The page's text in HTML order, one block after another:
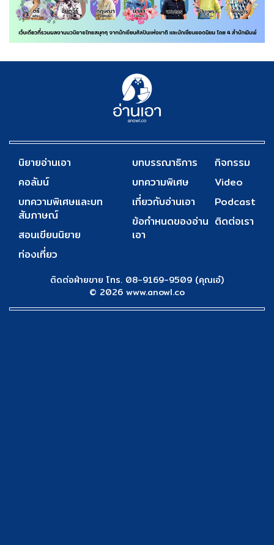
นิยายอ่านเอา
คอลัมน์
บทความพิเศษและบท
สัมภาษณ์
สอนเขียนนิยาย
ท่องเที่ยว
บทบรรณาธิการ
บทความพิเศษ
เกี่ยวกับอ่านเอา
ข้อกำหนดของอ่าน
เอา
กิจกรรม
Video
Podcast
ติดต่อเรา
ติดต่อฝ่ายขาย โทร. 08-9169-9509 (คุณเอ๋)
© 2026 www.anowl.co